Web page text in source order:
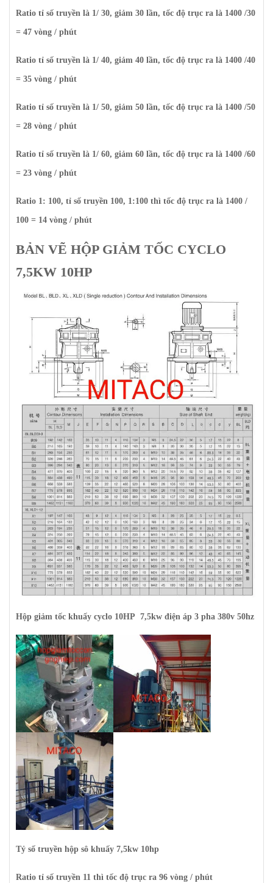
Ratio tỉ số truyền là 1/ 30, giảm 30 lần, tốc độ trục ra là 1400 /30
= 47 vòng / phút
Ratio tỉ số truyền là 1/ 40, giảm 40 lần, tốc độ trục ra là 1400 /40
= 35 vòng / phút
Ratio tỉ số truyền là 1/ 50, giảm 50 lần, tốc độ trục ra là 1400 /50
= 28 vòng / phút
Ratio tỉ số truyền là 1/ 60, giảm 60 lần, tốc độ trục ra là 1400 /60
= 23 vòng / phút
Ratio 1: 100, tỉ số truyền 100, 1:100 thì tốc độ trục ra là 1400 /
100 = 14 vòng / phút
BẢN VẼ HỘP GIẢM TỐC CYCLO
7,5KW 10HP
Hộp giảm tốc khuấy cyclo 10HP 7,5kw điện áp 3 pha 380v 50hz
Tỷ số truyền hộp sô khuấy 7,5kw 10hp
Ratio tỉ số truyền 11 thì tốc độ trục ra 96 vòng / phút